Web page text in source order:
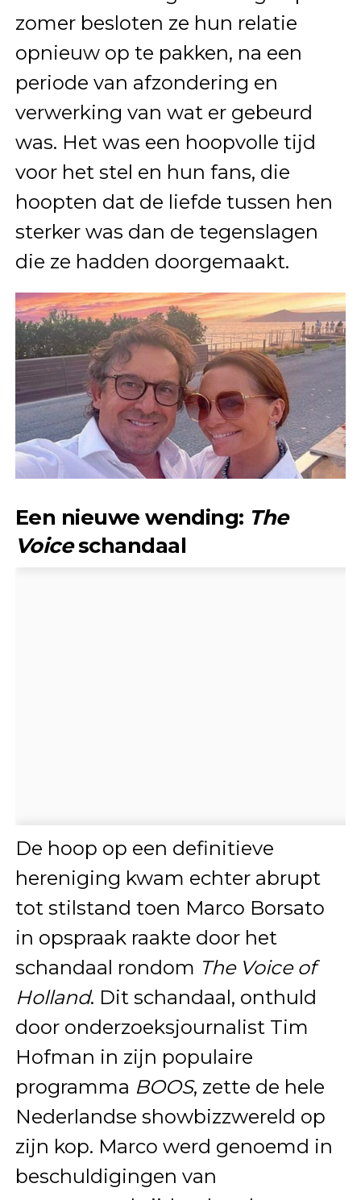
zomer besloten ze hun relatie
opnieuw op te pakken, na een
periode van afzondering en
verwerking van wat er gebeurd
was. Het was een hoopvolle tijd
voor het stel en hun fans, die
hoopten dat de liefde tussen hen
sterker was dan de tegenslagen
die ze hadden doorgemaakt.
Een nieuwe wending: The
Voiceschandaal
De hoop op een definitieve
hereniging kwam echter abrupt
tot stilstand toen Marco Borsato
in opspraak raakte door het
schandaal rondom The Voice of
Holland. Dit schandaal, onthuld
door onderzoeksjournalist Tim
Hofman in zijn populaire
programma BOOS, zette de hele
Nederlandse showbizzwereld op
zijn kop. Marco werd genoemd in
beschuldigingen van